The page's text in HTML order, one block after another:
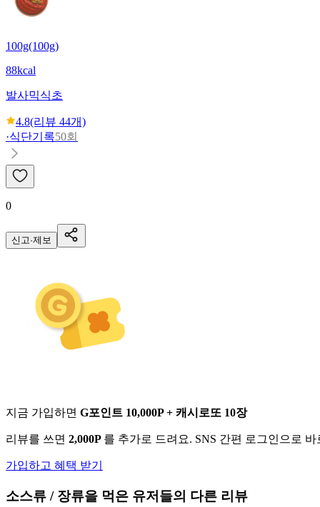
100g(100g)
88kcal
발사믹식초
4.8(리뷰 44개)
·식단기록50회
0
신고·제보
지금 가입하면 G포인트 10,000P + 캐시로또 10장
리뷰를 쓰면 2,000P 를 추가로 드려요. SNS 간편 로그인으로
가입하고 혜택 받기
소스류 / 장류을 먹은 유저들의 다른 리뷰